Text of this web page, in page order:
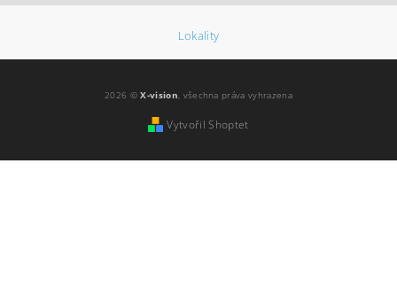
Lokality
2026 ©X-vision, všechna práva vyhrazena
Vytvořil Shoptet